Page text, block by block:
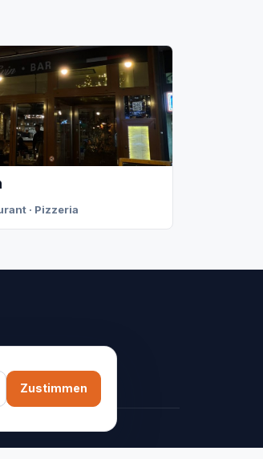
· Pizzeria
Zustimmen